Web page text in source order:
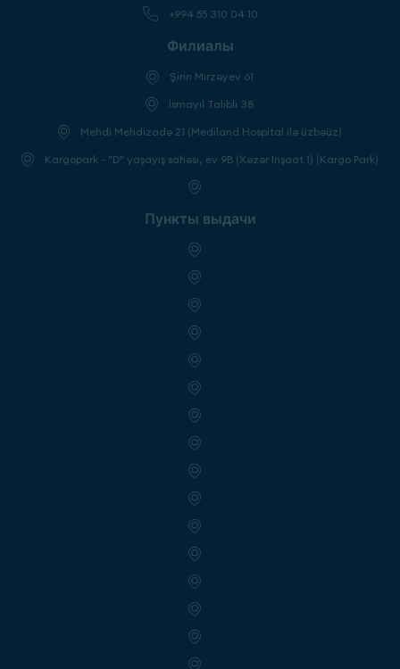
+994 55 310 04 10
Филиалы
Şirin Mirzəyev 61
İsmayıl Talıblı 38
Mehdi Mehdizadə 21 (Mediland Hospital ilə üzbəüz)
Kargopark - "D" yaşayış sahəsi, ev 9B (Xəzər İnşaat 1) (Kargo Park)
Пункты выдачи